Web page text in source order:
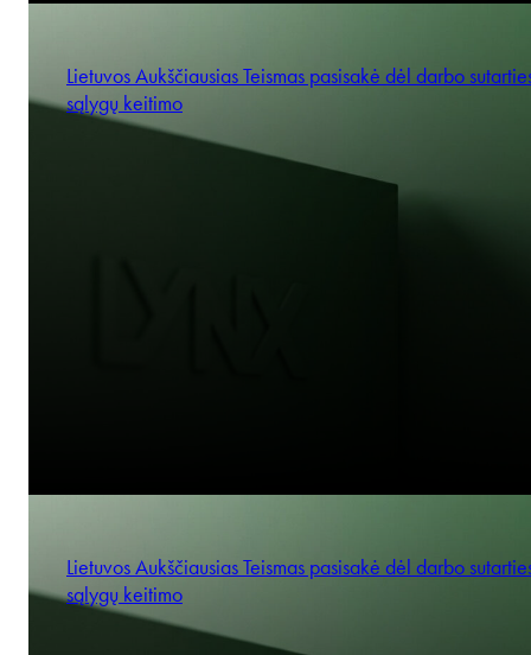
Lietuvos Aukščiausias Teismas pasisakė dėl darbo
sąlygų keitimo
Lietuvos Aukščiausias Teismas pasisakė dėl darbo
sąlygų keitimo